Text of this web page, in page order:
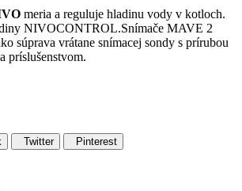
meria a reguluje hladinu vody v kotloch.
NIVOCONTROL.Snímače MAVE 2
súprava vrátane snímacej sondy s prírubou
príslušenstvom.
Twitter Pinterest